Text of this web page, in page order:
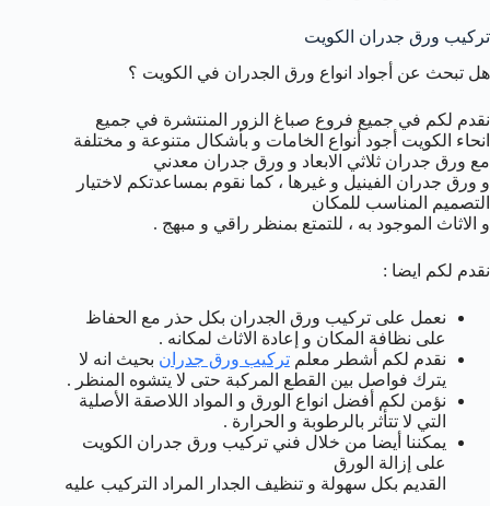
تركيب ورق جدران الكويت
هل تبحث عن أجواد انواع ورق الجدران في الكويت ؟
نقدم لكم في جميع فروع صباغ الزور المنتشرة في جميع
انحاء الكويت أجود أنواع الخامات و بأشكال متنوعة و مختلفة
مع ورق جدران ثلاثي الابعاد و ورق جدران معدني
و ورق جدران الفينيل و غيرها ، كما نقوم بمساعدتكم لاختيار
التصميم المناسب للمكان
و الاثاث الموجود به ، للتمتع بمنظر راقي و مبهج .
نقدم لكم ايضا :
نعمل على تركيب ورق الجدران بكل حذر مع الحفاظ
على نظافة المكان و إعادة الاثاث لمكانه .
نقدم لكم أشطر معلم تركيب ورق جدران بحيث انه لا
يترك فواصل بين القطع المركبة حتى لا يتشوه المنظر .
نؤمن لكم أفضل انواع الورق و المواد اللاصقة الأصلية
التي لا تتأثر بالرطوبة و الحرارة .
يمكننا أيضا من خلال فني تركيب ورق جدران الكويت
على إزالة الورق
القديم بكل سهولة و تنظيف الجدار المراد التركيب عليه